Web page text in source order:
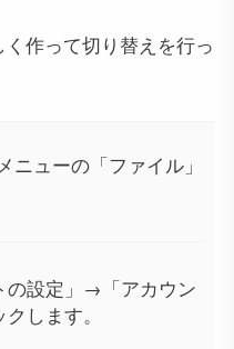
作って切り替えを行っ
ニューの「ファイル」
の設定」→「アカウン
します。